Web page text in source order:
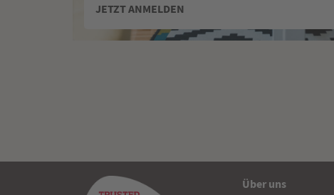
JETZT ANMELDEN
Über uns